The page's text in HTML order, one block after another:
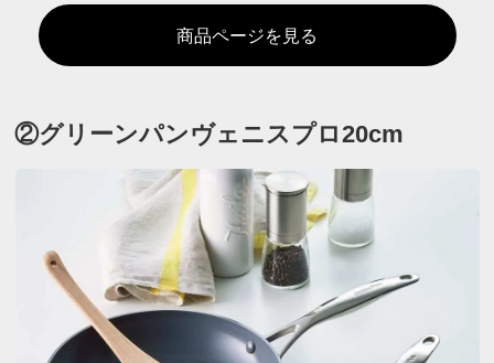
商品ページを見る
②グリーンパンヴェニスプロ20cm